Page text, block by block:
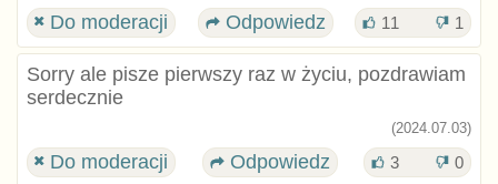
Do moderacji Odpowiedz 11 1
Sorry ale pisze pierwszy raz w życiu, pozdrawiam
serdecznie
(2024.07.03)
Do moderacji Odpowiedz 3 0